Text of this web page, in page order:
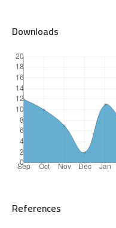
Downloads
References